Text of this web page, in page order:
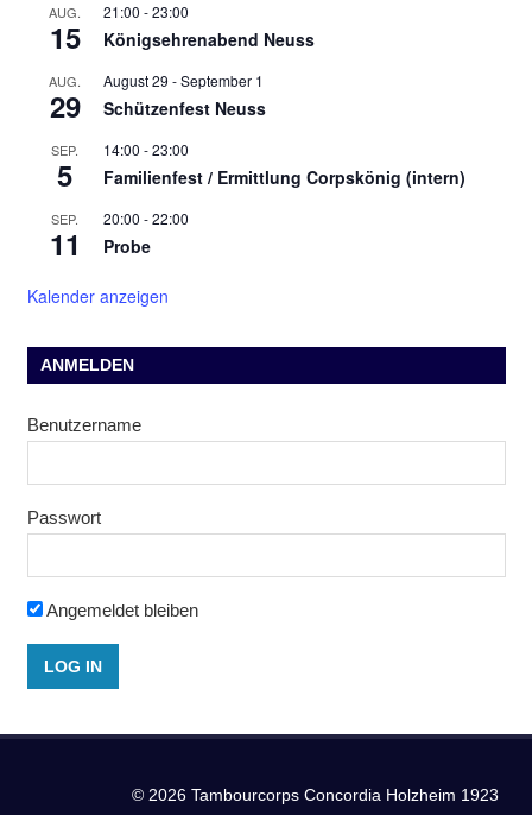
AUG.
15
21:00 -23:00
Königsehrenabend Neuss
AUG.
29
August 29 -September 1
Schützenfest Neuss
SEP.
5
14:00 -23:00
Familienfest / Ermittlung Corpskönig (intern)
SEP.
11
20:00 -22:00
Probe
Kalender anzeigen
ANMELDEN
Benutzername
Passwort
Angemeldet bleiben
© 2026 Tambourcorps Concordia Holzheim 1923